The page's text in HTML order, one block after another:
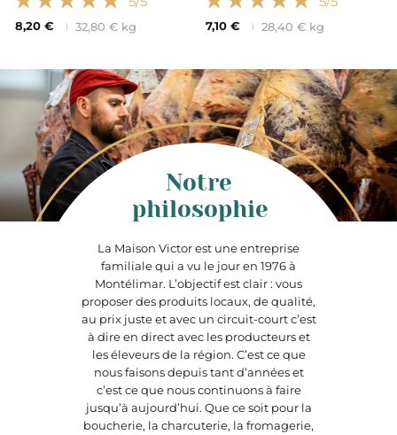
8,20 € 32,80 € kg 7,10 € 28,40 € kg
La Maison Victor est une entreprise
familiale qui a vu le jour en 1976 à
Montélimar. L’objectif est clair : vous
proposer des produits locaux, de qualité,
au prix juste et avec un circuit-court c’est
à dire en direct avec les producteurs et
les éleveurs de la région. C’est ce que
nous faisons depuis tant d’années et
c’est ce que nous continuons à faire
jusqu’à aujourd’hui. Que ce soit pour la
boucherie, la charcuterie, la fromagerie,
Notre
philosophie